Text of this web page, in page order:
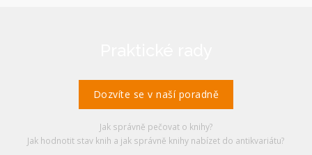
Dozvíte se v naší poradně
Jak správně pečovat o knihy?
Jak hodnotit stav knih a jak správně knihy nabízet do antikvariátu?